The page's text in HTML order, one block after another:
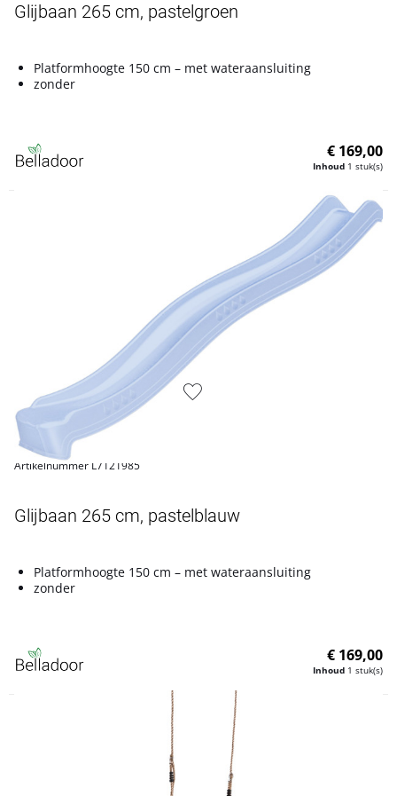
Glijbaan 265 cm, pastelgroen
Platformhoogte 150 cm – met wateraansluiting
zonder
Inhoud 1 stuk(s)
€ 169,00
Artikelnummer L7121985
Glijbaan 265 cm, pastelblauw
Platformhoogte 150 cm – met wateraansluiting
zonder
Inhoud 1 stuk(s)
€ 169,00